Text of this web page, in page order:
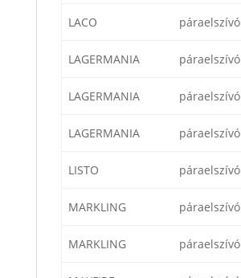
LACO páraelszívó
LAGERMANIA páraelszívó
LAGERMANIA páraelszívó
LAGERMANIA páraelszívó
LISTO páraelszívó
MARKLING páraelszívó
MARKLING páraelszívó